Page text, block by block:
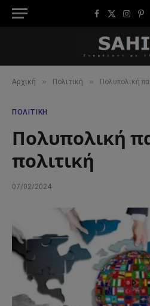
Facebook
X
Αρχική » Πολιτική » Πολυπολική
ΠΟΛΙΤΙΚΉ
Πολυπολική
πολιτική
07/02/2024